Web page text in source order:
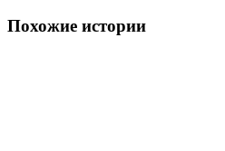
Похожие истории